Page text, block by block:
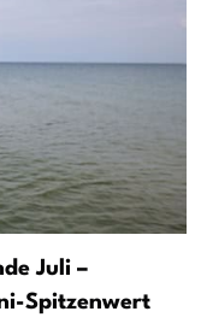
Juli –
Spitzenwert